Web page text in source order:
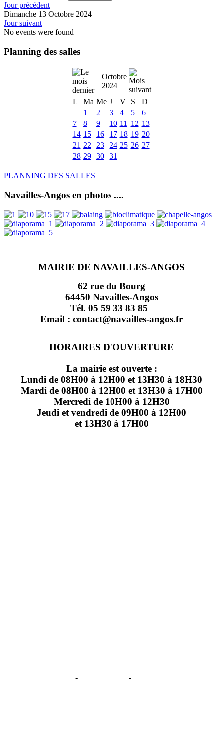
Jour précédent
Dimanche 13 Octobre 2024
Jour suivant
No events were found
Planning des salles
Octobre
2024
L
Ma Me J V S
D
1
2 3 4 5
6
7
8 9 10 11 12 13
14 15 16 17 18 19 20
21 22 23 24 25 26 27
28 29 30 31
PLANNING DES SALLES
Navailles-Angos en photos ....
MAIRIE DE NAVAILLES-ANGOS
62 rue du Bourg
64450 Navailles-Angos
Tél. 05 59 33 83 85
Email : contact@navailles-angos.fr
HORAIRES D'OUVERTURE
La mairie est ouverte :
Lundi de 08H00 à 12H00 et 13H30 à 18H30
Mardi de 08H00 à 12H00 et 13H30 à 17H00
Mercredi de 10H00 à 12H30
Jeudi et vendredi de 09H00 à 12H00
et 13H30 à 17H00
- -